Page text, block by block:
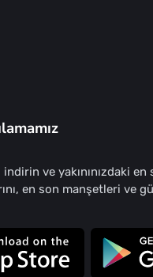
indirin ve yakınınızdaki
en son manşetleri ve